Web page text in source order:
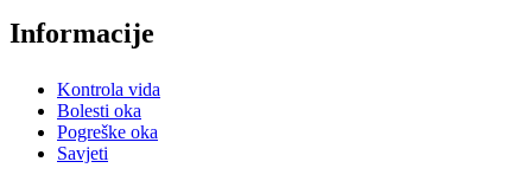
Informacije
Kontrola vida
Bolesti oka
Pogreške oka
Savjeti